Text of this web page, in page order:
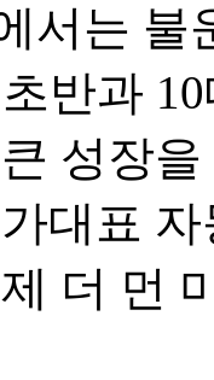
서는 불
반과
성장
대표
더 먼